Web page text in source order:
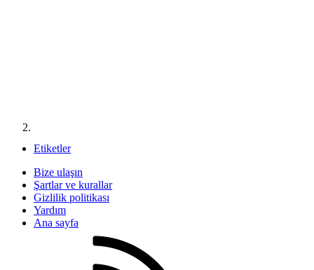
Etiketler
Bize ulaşın
Şartlar ve kurallar
Gizlilik politikası
Yardım
Ana sayfa